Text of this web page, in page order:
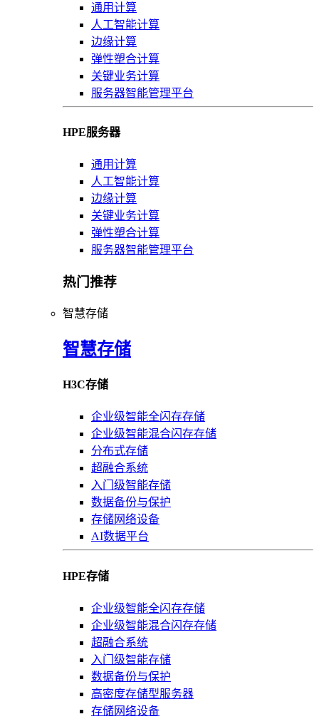
通用计算
人工智能计算
边缘计算
弹性塑合计算
关键业务计算
服务器智能管理平台
HPE服务器
通用计算
人工智能计算
边缘计算
关键业务计算
弹性塑合计算
服务器智能管理平台
热门推荐
智慧存储
智慧存储
H3C存储
企业级智能全闪存存储
企业级智能混合闪存存储
分布式存储
超融合系统
入门级智能存储
数据备份与保护
存储网络设备
AI数据平台
HPE存储
企业级智能全闪存存储
企业级智能混合闪存存储
超融合系统
入门级智能存储
数据备份与保护
高密度存储型服务器
存储网络设备